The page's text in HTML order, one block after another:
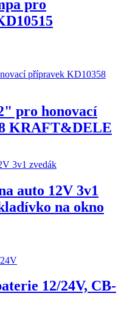
pro
pro honovací
KRAFT&DELE
auto 12V 3v1
na okno
12/24V, CB-